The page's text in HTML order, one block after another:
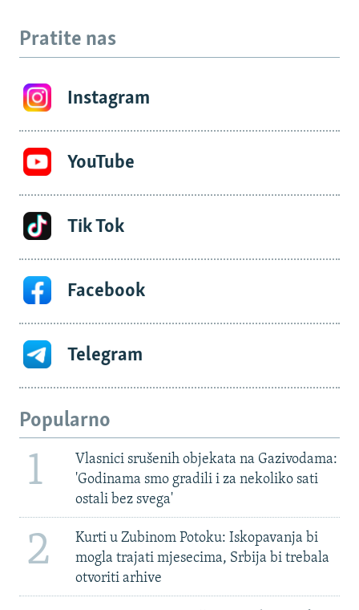
Pratite nas
Instagram
YouTube
Tik Tok
Facebook
Telegram
Popularno
1
Vlasnici srušenih objekata na Gazivodama:
'Godinama smo gradili i za nekoliko sati
ostali bez svega'
2
Kurti u Zubinom Potoku: Iskopavanja bi
mogla trajati mjesecima, Srbija bi trebala
otvoriti arhive